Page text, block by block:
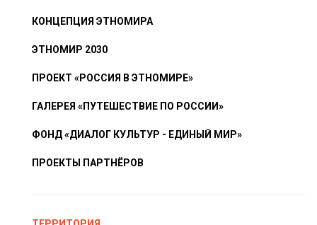
КОНЦЕПЦИЯ ЭТНОМИРА
ЭТНОМИР 2030
ПРОЕКТ «РОССИЯ В ЭТНОМИРЕ»
ГАЛЕРЕЯ «ПУТЕШЕСТВИЕ ПО РОССИИ»
ФОНД «ДИАЛОГ КУЛЬТУР - ЕДИНЫЙ МИР»
ПРОЕКТЫ ПАРТНЁРОВ